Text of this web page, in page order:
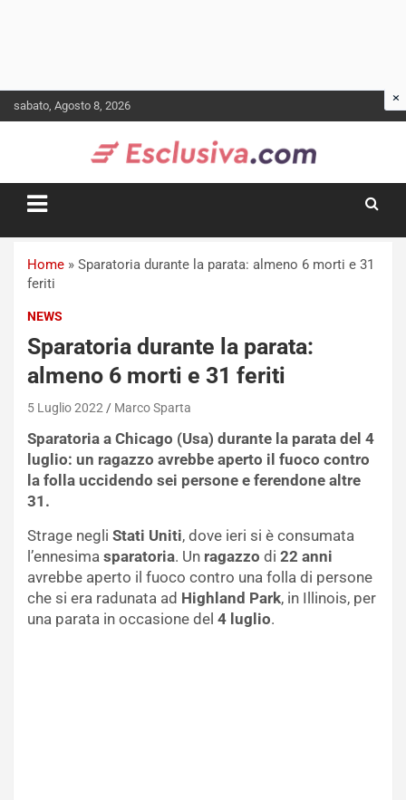
to
sabato, Agosto 8, 2026
Home » Sparatoria durante la parata: almeno 6 morti e 31
feriti
NEWS
Sparatoria durante la parata:
almeno 6 morti e 31 feriti
5 Luglio 2022 Marco Sparta
Sparatoria a Chicago (Usa) durante la parata del 4
luglio: un ragazzo avrebbe aperto il fuoco contro
la folla uccidendo sei persone e ferendone altre
31.
Strage negli Stati Uniti, dove ieri si è consumata
l’ennesima sparatoria. Un ragazzo di 22 anni
avrebbe aperto il fuoco contro una folla di persone
che si era radunata ad Highland Park, in Illinois, per
una parata in occasione del 4 luglio.